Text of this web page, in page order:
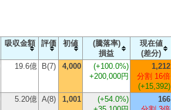
吸収金額 評価 初値
(騰落率)
損益
現在値
(差分)
19.6億 B(7) 4,000 (+100.0%)
+200,000円
1,212
分割 16倍
(+15,392)
5.20億 A(8) 1,001 (+54.0%)
166